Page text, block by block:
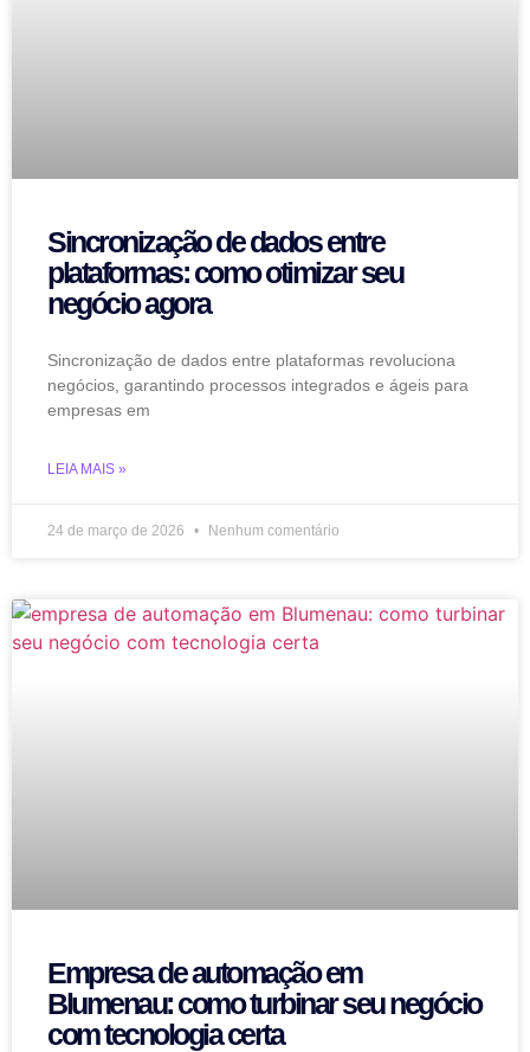
Sincronização de dados entre
plataformas: como otimizar seu
negócio agora
Sincronização de dados entre plataformas revoluciona
negócios, garantindo processos integrados e ágeis para
empresas em
LEIA MAIS »
24 de março de 2026 Nenhum comentário
Empresa de automação em
Blumenau: como turbinar seu negócio
com tecnologia certa